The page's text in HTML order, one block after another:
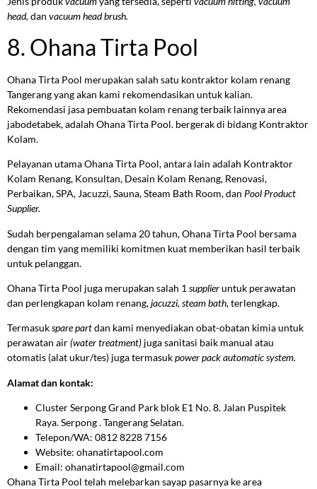
head, dan vacuum head brush.
8. Ohana Tirta Pool
Ohana Tirta Pool merupakan salah satu kontraktor kolam renang
Tangerang yang akan kami rekomendasikan untuk kalian.
Rekomendasi jasa pembuatan kolam renang terbaik lainnya area
jabodetabek, adalah Ohana Tirta Pool. bergerak di bidang Kontraktor
Kolam.
Pelayanan utama Ohana Tirta Pool, antara lain adalah Kontraktor
Kolam Renang, Konsultan, Desain Kolam Renang, Renovasi,
Perbaikan, SPA, Jacuzzi, Sauna, Steam Bath Room, dan Pool Product
Supplier.
Sudah berpengalaman selama 20 tahun, Ohana Tirta Pool bersama
dengan tim yang memiliki komitmen kuat memberikan hasil terbaik
untuk pelanggan.
Ohana Tirta Pool juga merupakan salah 1 supplieruntuk perawatan
dan perlengkapan kolam renang,jacuzzi, steambath, terlengkap.
Termasukspare partdan kami menyediakan obat-obatan kimia untuk
perawatan air(water treatment) juga sanitasi baik manual atau
otomatis (alat ukur/tes) juga termasukpower pack automatic system.
Alamat dan kontak:
Cluster Serpong Grand Park blok E1 No. 8. Jalan Puspitek
Raya. Serpong . Tangerang Selatan.
Telepon/WA: 0812 8228 7156
Website: ohanatirtapool.com
Email: ohanatirtapool@gmail.com
Ohana Tirta Pool telah melebarkan sayap pasarnya ke area